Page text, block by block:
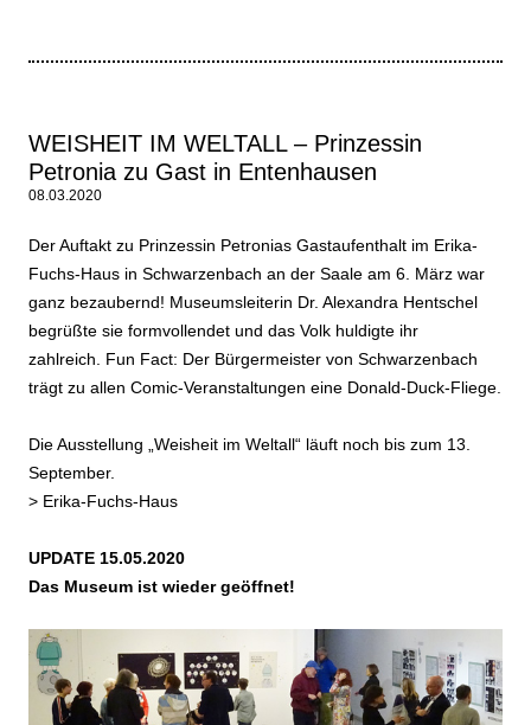
WEISHEIT IM WELTALL – Prinzessin
Petronia zu Gast in Entenhausen
08.03.2020
Der Auftakt zu Prinzessin Petronias Gastaufenthalt im Erika-
Fuchs-Haus in Schwarzenbach an der Saale am 6. März war
ganz bezaubernd! Museumsleiterin Dr. Alexandra Hentschel
begrüßte sie formvollendet und das Volk huldigte ihr
zahlreich. Fun Fact: Der Bürgermeister von Schwarzenbach
trägt zu allen Comic-Veranstaltungen eine Donald-Duck-Fliege.
Die Ausstellung „Weisheit im Weltall“ läuft noch bis zum 13.
September.
> Erika-Fuchs-Haus
UPDATE 15.05.2020
Das Museum ist wieder geöffnet!